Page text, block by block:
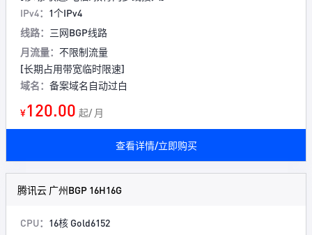
IPv4： 1个IPv4
线路： 三网BGP线路
月流量： 不限制流量
[长期占用带宽临时限速]
域名： 备案域名自动过白
¥120.00 起/ 月
查看详情/立即购买
腾讯云 广州BGP 16H16G
CPU： 16核 Gold6152